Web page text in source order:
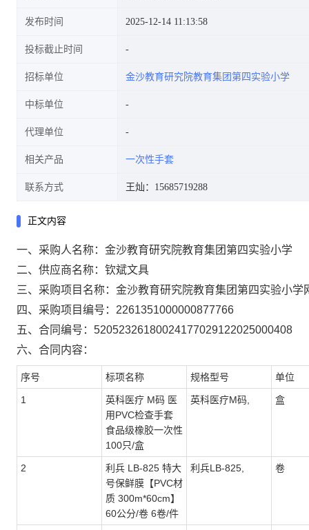
发布时间 2025-12-14 11:13:58
投标截止时间
招标单位 金沙教育研究院教育集团第四实验小学
中标单位
代理单位
相关产品 一次性手套
联系方式 王灿：15685719288
正文内容
一、采购人名称： 金沙教育研究院教育集团第四实验小学
二、供应商名称： 钦斌文具
三、采购项目名称： 金沙教育研究院教育集团第四实验小学
四、采购项目编号： 2261351000000877766
五、合同编号： 52052326180024177029122025000408
六、合同内容：
序号 标项名称 规格型号 单位
1
英科医疗 M码 医
用PVC检查手套
食品级橡胶一次性
100只/盒
英科医疗M码, 盒
2
利兵 LB-825 特大
号保鲜膜【PVC材
质 300m*60cm】
60公分/卷 6卷/件
利兵LB-825, 卷